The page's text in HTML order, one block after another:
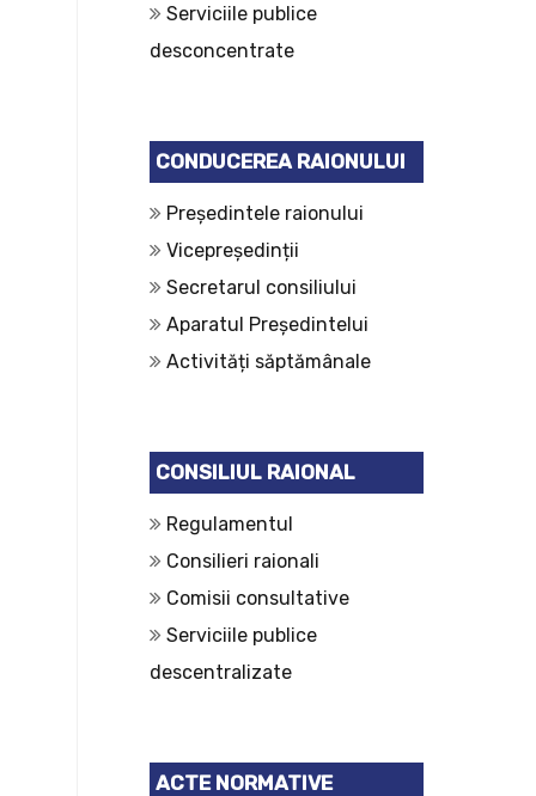
Serviciile publice
desconcentrate
CONDUCEREA RAIONULUI
Președintele raionului
Vicepreședinții
Secretarul consiliului
Aparatul Președintelui
Activități săptămânale
CONSILIUL RAIONAL
Regulamentul
Consilieri raionali
Comisii consultative
Serviciile publice
descentralizate
ACTE NORMATIVE